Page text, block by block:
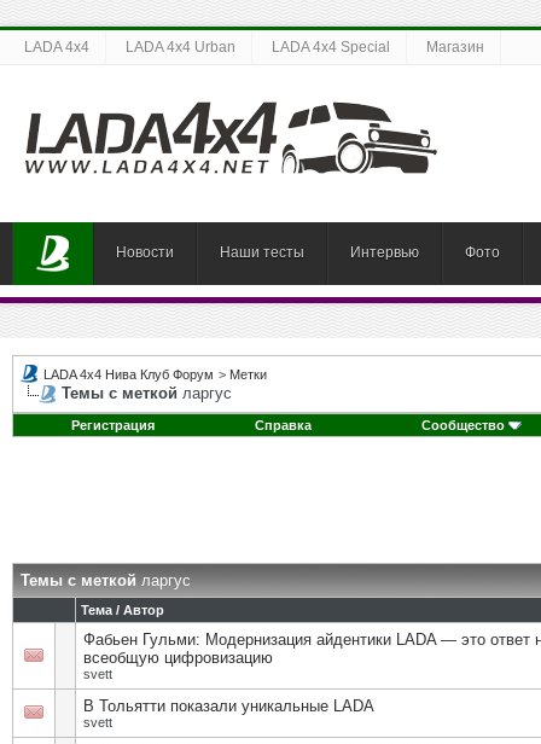
LADA 4x4 LADA 4x4 Urban LADA 4x4 Special Магазин
Новости Наши тесты Интервью Фото
LADA 4x4 Нива Клуб Форум > Метки
Темы с меткой ларгус
Регистрация Справка Сообщество
Темы с меткойларгус
Тема / Автор
Фабьен Гульми: Модернизация айдентики LADA — это ответ
всеобщую цифровизацию
svett
В Тольятти показали уникальные LADA
svett